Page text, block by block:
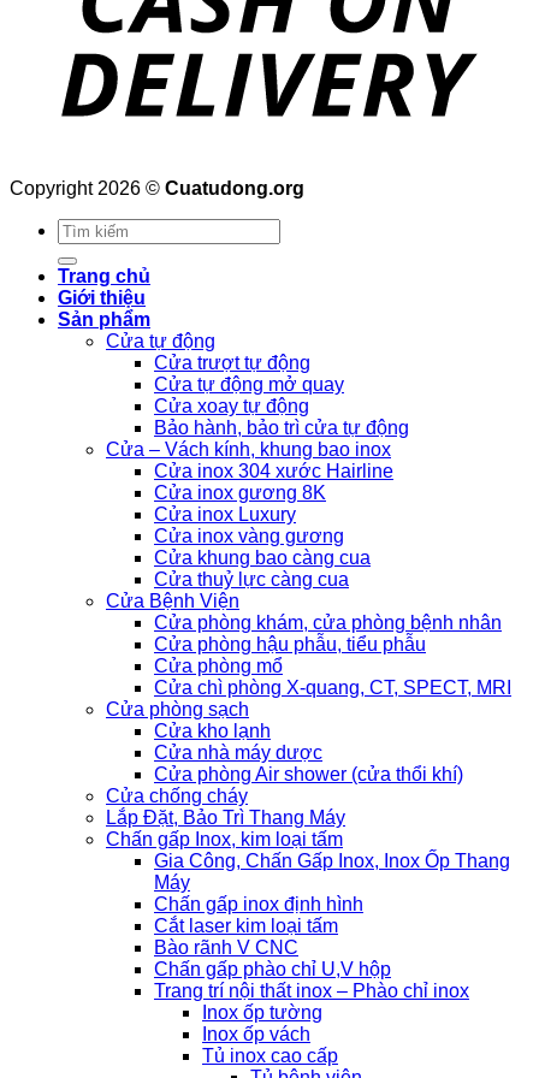
Copyright 2026 © Cuatudong.org
Tìm
kiếm:
Trang chủ
Giới thiệu
Sản phẩm
Cửa tự động
Cửa trượt tự động
Cửa tự động mở quay
Cửa xoay tự động
Bảo hành, bảo trì cửa tự động
Cửa – Vách kính, khung bao inox
Cửa inox 304 xước Hairline
Cửa inox gương 8K
Cửa inox Luxury
Cửa inox vàng gương
Cửa khung bao càng cua
Cửa thuỷ lực càng cua
Cửa Bệnh Viện
Cửa phòng khám, cửa phòng bệnh nhân
Cửa phòng hậu phẫu, tiểu phẫu
Cửa phòng mổ
Cửa chì phòng X-quang, CT, SPECT, MRI
Cửa phòng sạch
Cửa kho lạnh
Cửa nhà máy dược
Cửa phòng Air shower (cửa thổi khí)
Cửa chống cháy
Lắp Đặt, Bảo Trì Thang Máy
Chấn gấp Inox, kim loại tấm
Gia Công, Chấn Gấp Inox, Inox Ốp Thang
Máy
Chấn gấp inox định hình
Cắt laser kim loại tấm
Bào rãnh V CNC
Chấn gấp phào chỉ U,V hộp
Trang trí nội thất inox – Phào chỉ inox
Inox ốp tường
Inox ốp vách
Tủ inox cao cấp